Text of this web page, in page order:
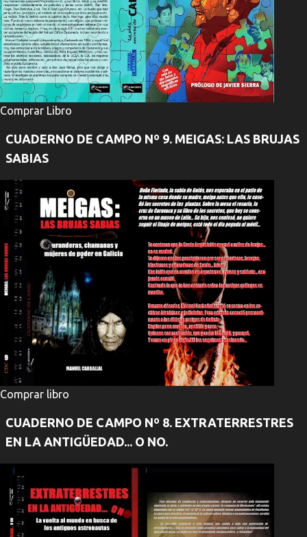
Comprar Libro
CUADERNO DE CAMPO Nº 9. MEIGAS: LAS BRUJAS
SABIAS
Comprar libro
CUADERNO DE CAMPO Nº 8. EXTRATERRESTRES
EN LA ANTIGÜEDAD... O NO.